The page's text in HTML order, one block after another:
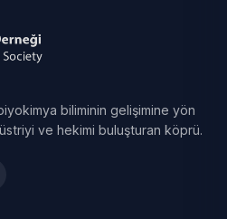
biliminin gelişimine yön
ve hekimi buluşturan köprü.